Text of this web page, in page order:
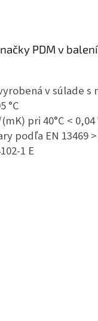
PDM v
v súlade s
°C
pri 40°C <
podľa EN 13469 >
1 E